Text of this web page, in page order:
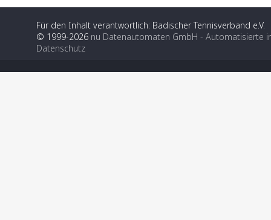
Für den Inhalt verantwortlich: Badischer Tennisverband e.V.
© 1999-2026 nu Datenautomaten GmbH - Automatisierte
Datenschutz